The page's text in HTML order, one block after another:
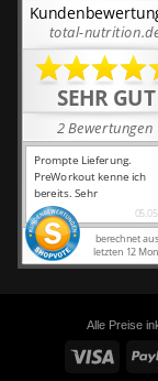
Alle Preise
Visa